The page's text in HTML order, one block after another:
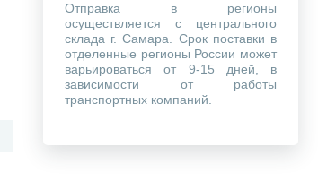
Отправка в регионы
осуществляется с центрального
склада г. Самара. Срок поставки в
отделенные регионы России может
варьироваться от 9-15 дней, в
зависимости от работы
транспортных компаний.